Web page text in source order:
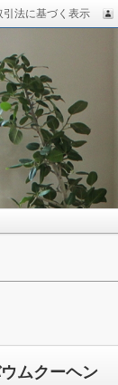
引法に基づく表示
ムクーヘン